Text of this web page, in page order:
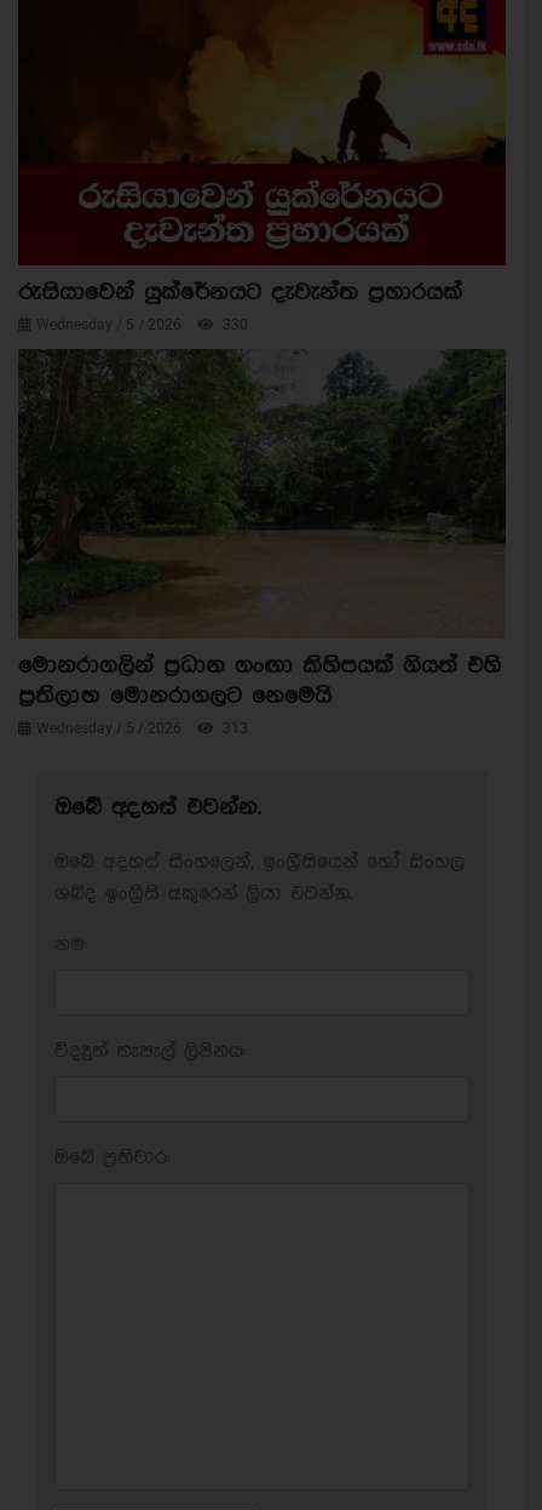
රුසියාවෙන් යුක්රේනයට දැවැන්ත ප්‍රහාරයක්
Wednesday / 5 / 2026 330
මොනරාගලින් ප්‍රධාන ගංඟා කිහිපයක් ගියත් එහි
ප්‍රතිලාභ මොනරාගලට නෙමෙයි
Wednesday / 5 / 2026 313
ඔබේ අදහස් එවන්න.